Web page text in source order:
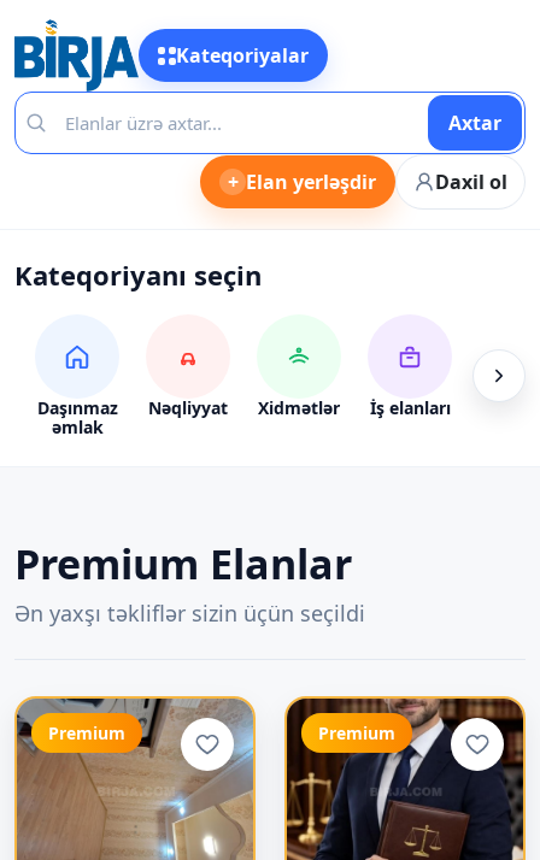
Kateqoriyalar
Axtar
+ Elan yerləşdir Daxil ol
Kateqoriyanı seçin
Daşınmaz
əmlak
Nəqliyyat Xidmətlər İş elanları Alış-
Premium Elanlar
Ən yaxşı təkliflər sizin üçün seçildi
Premium Premium